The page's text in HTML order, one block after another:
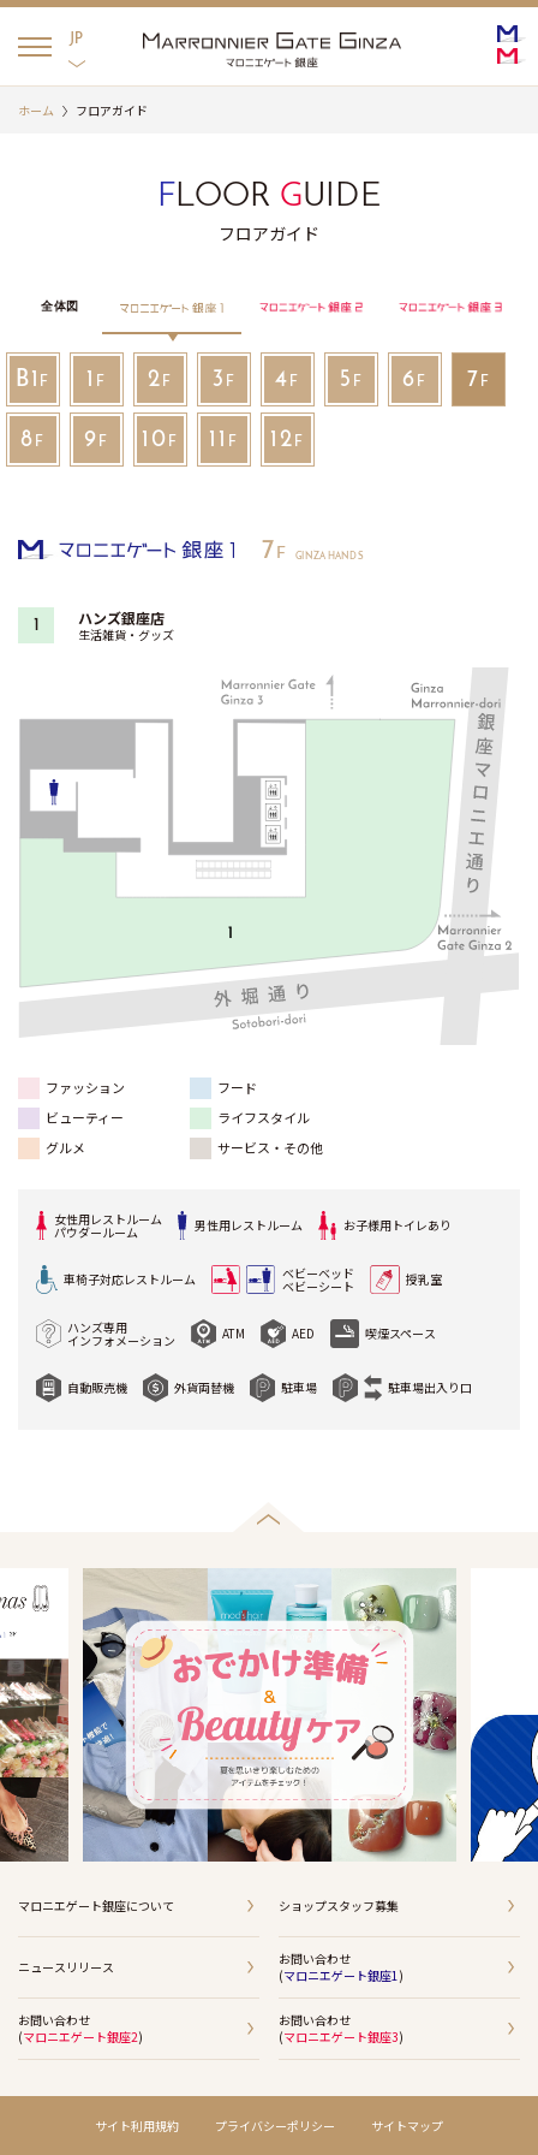
JP
ホーム フロアガイド
FLOOR GUIDE
フロアガイド
全体図
座２マロニエゲート銀座３
B1 F 1 F 2 F 3 F 4 F 5 F 6 F 7 F
8 F 9 F 10 F 11 F 12 F
7 F GINZA HANDS
1 ハンズ銀座店
生活雑貨・グッズ
ファッション
フード
ビューティー
ライフスタイル
グルメ
サービス・その他
女性用レストルーム
パウダールーム 男性用レストルーム お子様用トイレあり
車椅子対応レストルーム ベビーベッド
ベビーシート 授乳室
ハンズ専用
インフォメーション ATM AED 喫煙スペース
自動販売機 外貨両替機 駐車場 駐車場出入り口
マロニエゲート銀座について ショップスタッフ募集
ニュースリリース
お問い合わせ
(マロニエゲート銀座1)
お問い合わせ
(マロニエゲート銀座2)
お問い合わせ
(マロニエゲート銀座3)
サイト利用規約 プライバシーポリシー サイトマップ